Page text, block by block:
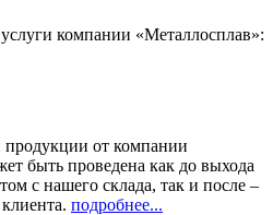
компании «Металлосплав»:
продукции от компании
быть проведена как до выхода
с нашего склада, так и после –
подробнее...